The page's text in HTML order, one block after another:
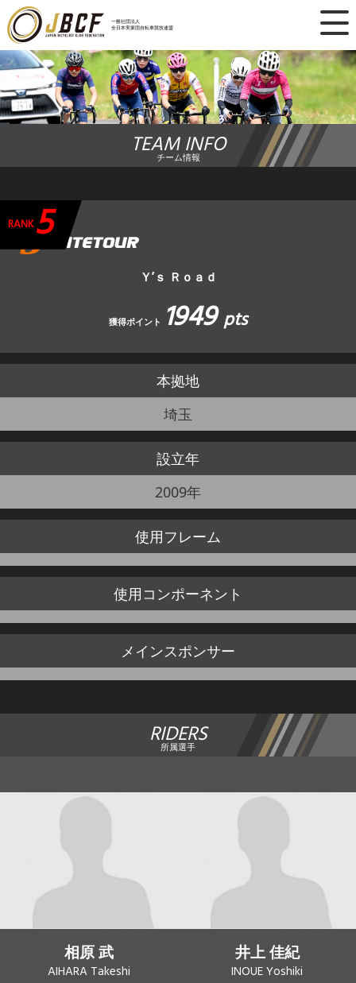
一般社団法人
全日本実業団自転車競技連盟
×
ニュース
レース日程
ランキング
競技ガイド
加盟・登録
エントリー
JBCF ROAD SERIESとは
TEAM INFO
チーム情報
Ｙ’ｓ Ｒｏａｄ
獲得ポイント 1949pts
RANK5
本拠地
埼玉
設立年
2009年
使用フレーム
使用コンポーネント
メインスポンサー
RIDERS
所属選手
相原 武
AIHARA Takeshi
井上 佳紀
INOUE Yoshiki